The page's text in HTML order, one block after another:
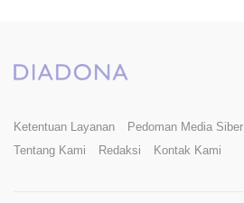
Ketentuan Layanan Pedoman Media Siber
Tentang Kami
Redaksi Kontak Kami